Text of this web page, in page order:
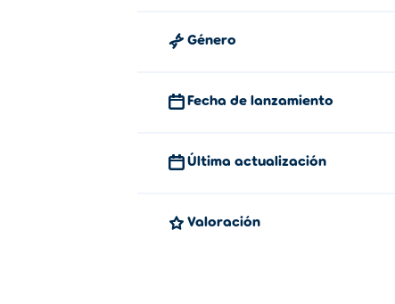
Género
Fecha de lanzamiento
Última actualización
Valoración